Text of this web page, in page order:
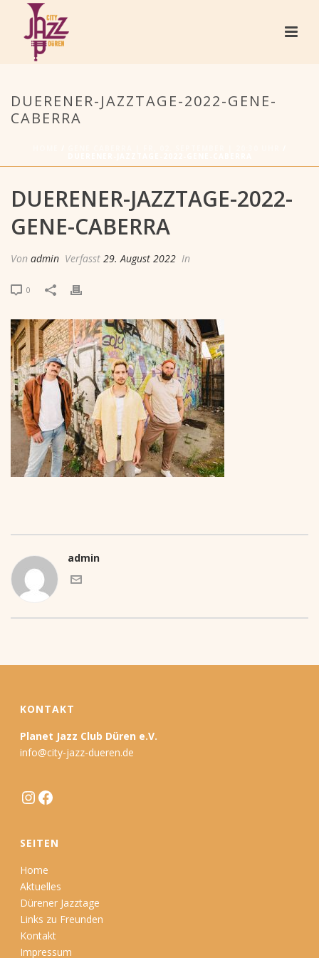
DUERENER-JAZZTAGE-2022-GENE-
CABERRA
DUERENER-JAZZTAGE-2022-
GENE-CABERRA
Von admin Verfasst 29. August 2022 In
0
admin
KONTAKT
Planet Jazz Club Düren e.V.
info@city-jazz-dueren.de
Instagram
Facebook
SEITEN
Home
Aktuelles
Dürener Jazztage
Links zu Freunden
Kontakt
Impressum